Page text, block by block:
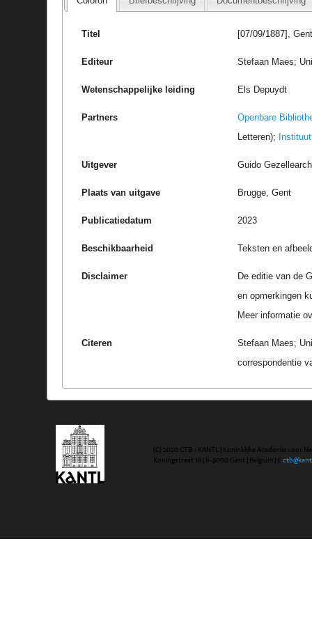
Titel [07/09/1887],
Editeur Stefaan Maes;
Wetenschappelijke leiding Els Depuydt
Partners
Openbare
Letteren);
Uitgever Guido
Plaats van uitgave Brugge, Gent
Publicatiedatum 2023
Beschikbaarheid Teksten en
Disclaimer
De editie van de
en opmerkingen
Meer informatie
Citeren
Stefaan Maes;
correspondentie
(C) 2020 CTB - KANTL | Koninklijke Academie voor
Koningstraat 18 | b-9000 Gent | Belgium | E